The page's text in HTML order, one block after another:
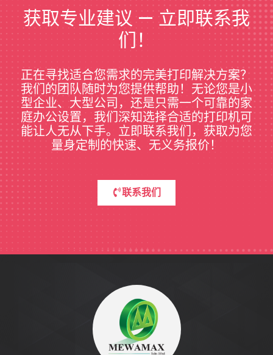
获取专业建议 — 立即联系我
们！
正在寻找适合您需求的完美打印解决方案？
我们的团队随时为您提供帮助！无论您是小
型企业、大型公司，还是只需一个可靠的家
庭办公设置，我们深知选择合适的打印机可
能让人无从下手。立即联系我们，获取为您
量身定制的快速、无义务报价！
联系我们